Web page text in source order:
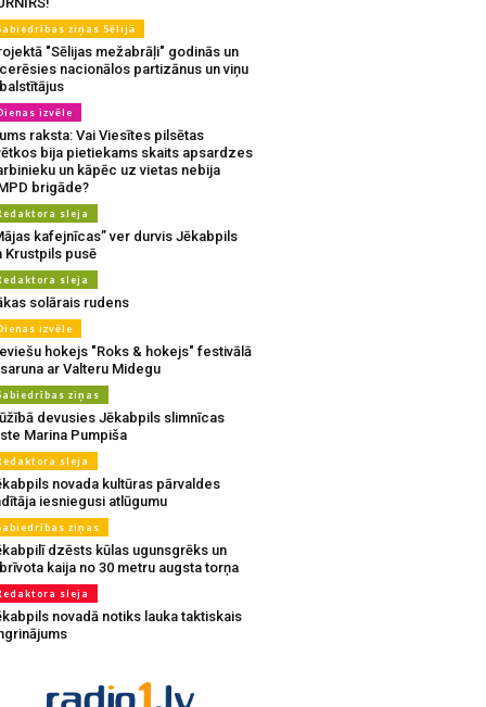
ziņas Sēlijā
"Sēlijas mežabrāļi" godinās un
nacionālos partizānus un viņu
izvēle
raksta: Vai Viesītes pilsētas
bija pietiekams skaits apsardzes
un kāpēc uz vietas nebija
brigāde?
sleja
kafejnīcas” ver durvis Jēkabpils
Krustpils pusē
sleja
solārais rudens
izvēle
hokejs "Roks & hokejs" festivālā
ar Valteru Midegu
ziņas
devusies Jēkabpils slimnīcas
Marina Pumpiša
sleja
novada kultūras pārvaldes
iesniegusi atlūgumu
ziņas
dzēsts kūlas ugunsgrēks un
kaija no 30 metru augsta torņa
sleja
novadā notiks lauka taktiskais